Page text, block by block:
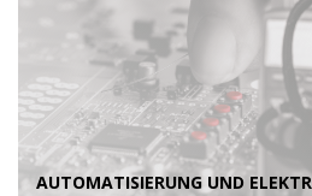
AUTOMATISIERUNG UND